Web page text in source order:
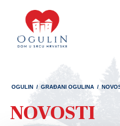
OGULIN / GRAĐANI OGULINA /
NOVOSTI